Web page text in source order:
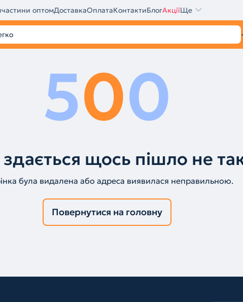
оптомДоставкаОплатаКонтактиБлогАкціїЩе
500
щось пішло не
була видалена або адреса виявилася неправильною.
Повернутися на головну